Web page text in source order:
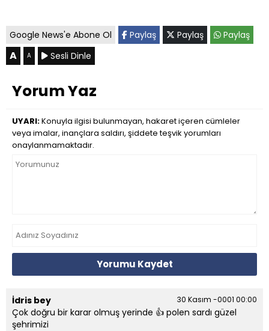
Google News'e Abone Ol Paylaş Paylaş Paylaş
A A Sesli Dinle
Yorum Yaz
UYARI:Konuyla ilgisi bulunmayan, hakaret içeren cümleler
veya imalar, inançlara saldırı, şiddete teşvik yorumları
onaylanmamaktadır.
Yorumu Kaydet
İdris bey 30 Kasım -0001 00:00
Çok doğru bir karar olmuş yerinde 👍 polen sardı güzel
şehrimizi